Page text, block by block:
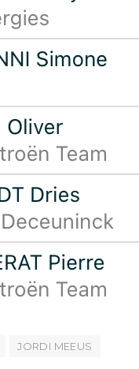
JORDI MEEUS